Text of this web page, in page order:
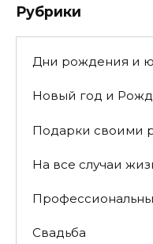
Рубрики
Дни рождения и
Новый год и
Подарки своими
На все случаи
Свадьба